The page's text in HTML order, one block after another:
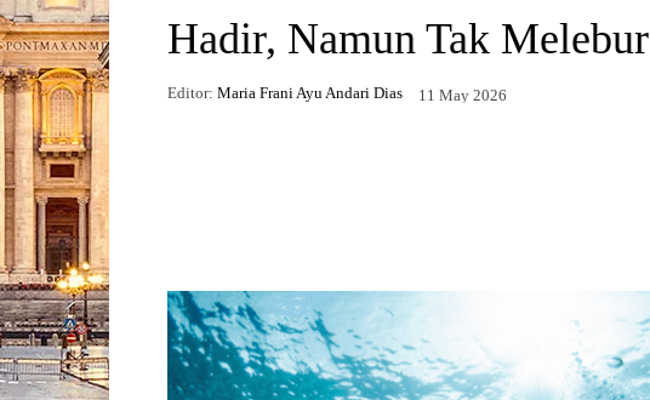
Hadir, Namun Tak Melebur
Editor: Maria Frani Ayu Andari Dias 11 May 2026